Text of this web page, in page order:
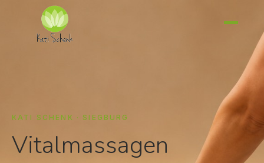
KATI SCHENK · SIEGBURG
Vitalmassagen